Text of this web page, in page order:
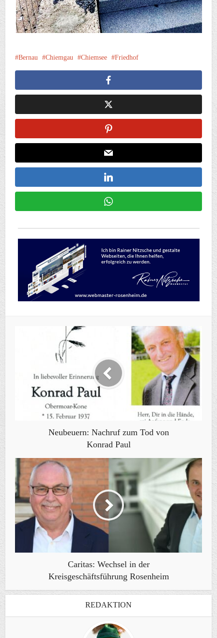
Bernau Chiemgau Chiemsee Friedhof
Neubeuern: Nachruf zum Tod von
Konrad Paul
Caritas: Wechsel in der
Kreisgeschäftsführung Rosenheim
REDAKTION